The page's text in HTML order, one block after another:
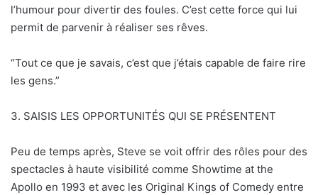
l’humour pour divertir des foules. C’est cette force qui lui
permit de parvenir à réaliser ses rêves.
“Tout ce que je savais, c’est que j’étais capable de faire rire
les gens.”
3. SAISIS LES OPPORTUNITÉS QUI SE PRÉSENTENT
Peu de temps après, Steve se voit offrir des rôles pour des
spectacles à haute visibilité comme Showtime at the
Apollo en 1993 et avec les Original Kings of Comedy entre